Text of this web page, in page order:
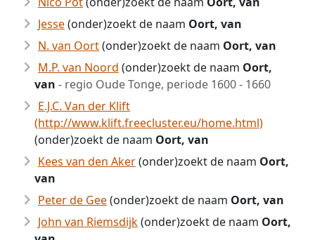
Jesse(onder)zoekt de naam Oort, van
N. van Oort(onder)zoekt de naam Oort, van
M.P. van Noord (onder)zoekt de naam Oort,
van - regio Oude Tonge, periode 1600 - 1660
E.J.C. Van der Klift
(http://www.klift.freecluster.eu/home.html)
(onder)zoekt de naam Oort, van
Kees van den Aker(onder)zoekt de naam Oort,
van
Peter de Gee(onder)zoekt de naam Oort, van
John van Riemsdijk(onder)zoekt de naam Oort,